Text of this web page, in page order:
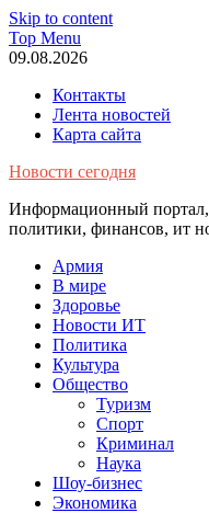
Skip to content
Top Menu
09.08.2026
Контакты
Лента новостей
Карта сайта
Новости сегодня
Информационный портал,
политики, финансов, ит
Армия
В мире
Здоровье
Новости ИТ
Политика
Культура
Общество
Туризм
Спорт
Криминал
Наука
Шоу-бизнес
Экономика